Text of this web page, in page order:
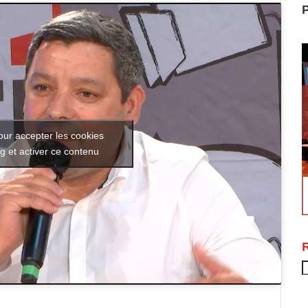
accepter les cookies
et activer ce contenu